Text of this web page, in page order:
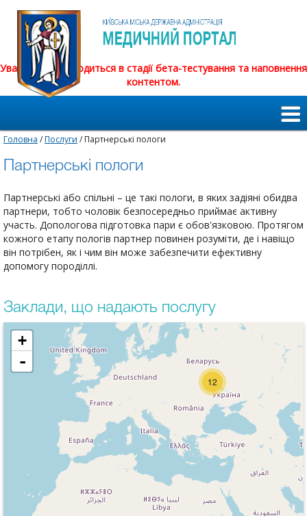
Увага! Сайт знаходиться в стадії бета-тестування та наповнення
контентом.
Головна /Послуги / Партнерські пологи
Партнерські пологи
Партнерські або спільні – це такі пологи, в яких задіяні обидва
партнери, тобто чоловік безпосередньо приймає активну
участь. Допологова підготовка пари є обов'язковою. Протягом
кожного етапу пологів партнер повинен розуміти, де і навіщо
він потрібен, як і чим він може забезпечити ефективну
допомогу породіллі.
Заклади, що надають послугу
12
+
-